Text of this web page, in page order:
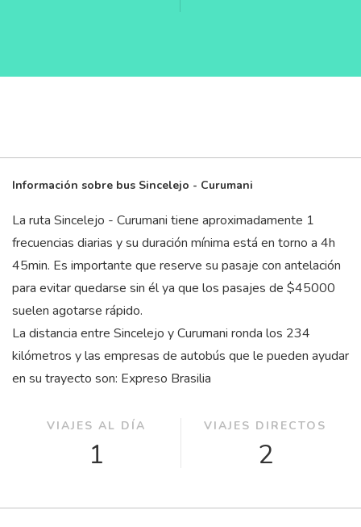
Información sobre bus Sincelejo - Curumani
La ruta Sincelejo - Curumani tiene aproximadamente 1
frecuencias diarias y su duración mínima está en torno a 4h
45min. Es importante que reserve su pasaje con antelación
para evitar quedarse sin él ya que los pasajes de $45000
suelen agotarse rápido.
La distancia entre Sincelejo y Curumani ronda los 234
kilómetros y las empresas de autobús que le pueden ayudar
en su trayecto son: Expreso Brasilia
VIAJES AL DÍA
1
VIAJES DIRECTOS
2